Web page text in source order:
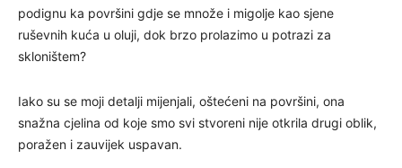
podignu ka površini gdje se množe i migolje kao sjene
ruševnih kuća u oluji, dok brzo prolazimo u potrazi za
skloništem?
Iako su se moji detalji mijenjali, oštećeni na površini, ona
snažna cjelina od koje smo svi stvoreni nije otkrila drugi oblik,
poražen i zauvijek uspavan.